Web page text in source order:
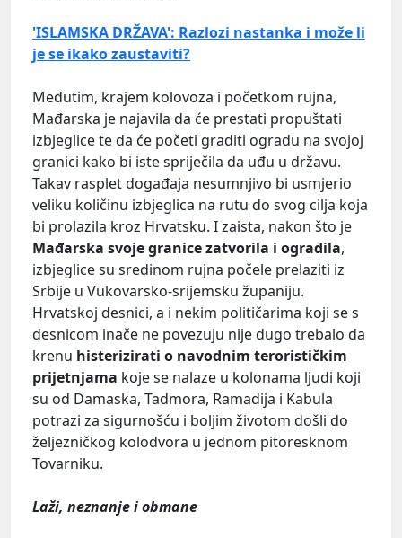
'ISLAMSKA DRŽAVA': Razlozi nastanka i može li
je se ikako zaustaviti?
Međutim, krajem kolovoza i početkom rujna,
Mađarska je najavila da će prestati propuštati
izbjeglice te da će početi graditi ogradu na svojoj
granici kako bi iste spriječila da uđu u državu.
Takav rasplet događaja nesumnjivo bi usmjerio
veliku količinu izbjeglica na rutu do svog cilja koja
bi prolazila kroz Hrvatsku. I zaista, nakon što je
Mađarska svoje granice zatvorila i ogradila,
izbjeglice su sredinom rujna počele prelaziti iz
Srbije u Vukovarsko-srijemsku županiju.
Hrvatskoj desnici, a i nekim političarima koji se s
desnicom inače ne povezuju nije dugo trebalo da
krenu histerizirati o navodnim terorističkim
prijetnjama koje se nalaze u kolonama ljudi koji
su od Damaska, Tadmora, Ramadija i Kabula
potrazi za sigurnošću i boljim životom došli do
željezničkog kolodvora u jednom pitoresknom
Tovarniku.
Laži, neznanje i obmane